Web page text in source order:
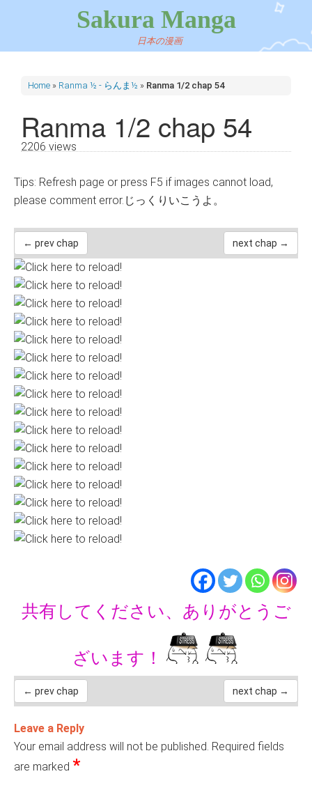
Sakura Manga
日本の漫画
Home » Ranma ½ - らんま½ » Ranma 1/2 chap 54
Ranma 1/2 chap 54
2206 views
Tips: Refresh page or press F5 if images cannot load,
please comment error.じっくりいこうよ。
← prev chap next chap →
共有してください、ありがとうご
ざいます！
← prev chap next chap →
Leave a Reply
Your email address will not be published. Required fields
are marked *